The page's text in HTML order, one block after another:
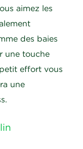
aimez les
des baies
une touche
effort vous
une